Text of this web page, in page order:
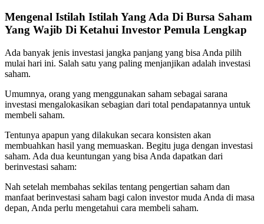
Mengenal Istilah Istilah Yang Ada Di Bursa Saham
Yang Wajib Di Ketahui Investor Pemula Lengkap
Ada banyak jenis investasi jangka panjang yang bisa Anda pilih
mulai hari ini. Salah satu yang paling menjanjikan adalah investasi
saham.
Umumnya, orang yang menggunakan saham sebagai sarana
investasi mengalokasikan sebagian dari total pendapatannya untuk
membeli saham.
Tentunya apapun yang dilakukan secara konsisten akan
membuahkan hasil yang memuaskan. Begitu juga dengan investasi
saham. Ada dua keuntungan yang bisa Anda dapatkan dari
berinvestasi saham:
Nah setelah membahas sekilas tentang pengertian saham dan
manfaat berinvestasi saham bagi calon investor muda Anda di masa
depan, Anda perlu mengetahui cara membeli saham.